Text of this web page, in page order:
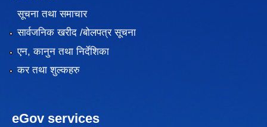
सूचना तथा समाचार
सार्वजनिक खरीद /बोलपत्र सूचना
एन, कानुन तथा निर्देशिका
कर तथा शुल्कहरु
eGov services